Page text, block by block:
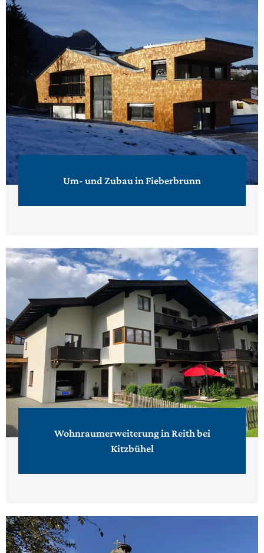
Um- und Zubau in Fieberbrunn
Wohnraumerweiterung in Reith bei
Kitzbühel